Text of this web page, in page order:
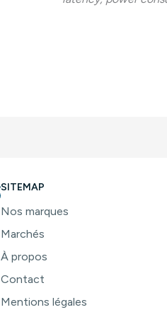
SITEMAP
Nos marques
Marchés
À propos
Contact
Mentions légales